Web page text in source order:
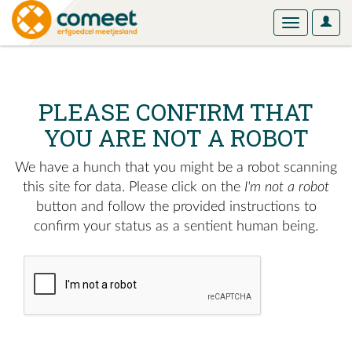
User
Toggle
PLEASE CONFIRM THAT
YOU ARE NOT A ROBOT
We have a hunch that you might be a robot scanning
this site for data. Please click on the I'm not a robot
button and follow the provided instructions to
confirm your status as a sentient human being.